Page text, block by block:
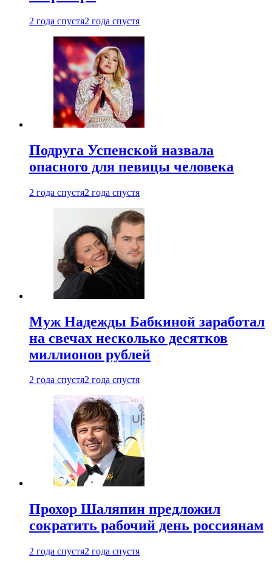
2 года спустя2 года спустя
Подруга Успенской назвала
опасного для певицы человека
2 года спустя2 года спустя
Муж Надежды Бабкиной заработал
на свечах несколько десятков
миллионов рублей
2 года спустя2 года спустя
Прохор Шаляпин предложил
сократить рабочий день россиянам
2 года спустя2 года спустя